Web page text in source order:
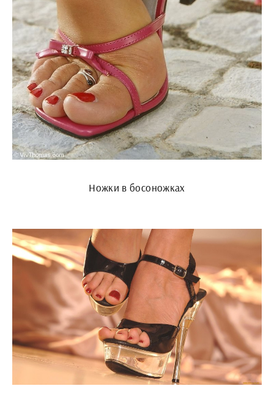
Ножки в босоножках